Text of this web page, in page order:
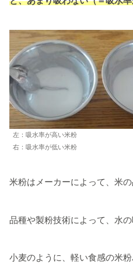
左：吸水率が高い米粉
右：吸水率が低い米粉
米粉はメーカーによって、米
品種や製粉技術によって、水の
小麦のように、軽い食感の米